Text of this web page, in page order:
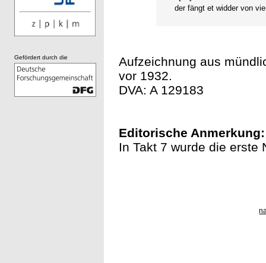
der fängt et widder von
Aufzeichnung aus
vor 1932.
DVA: A 129183
Editorische Anmerkung:
In Takt 7 wurde die erste
Gefördert durch die